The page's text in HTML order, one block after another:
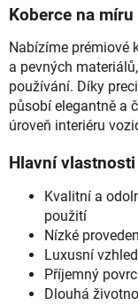
Koberce na
Nabízíme prémiové
a pevných
používání. Díky
působí elegantně a
úroveň interiéru
Hlavní vlastnosti
Kvalitní a
použití
Nízké
Luxusní
Příjemný
Dlouhá